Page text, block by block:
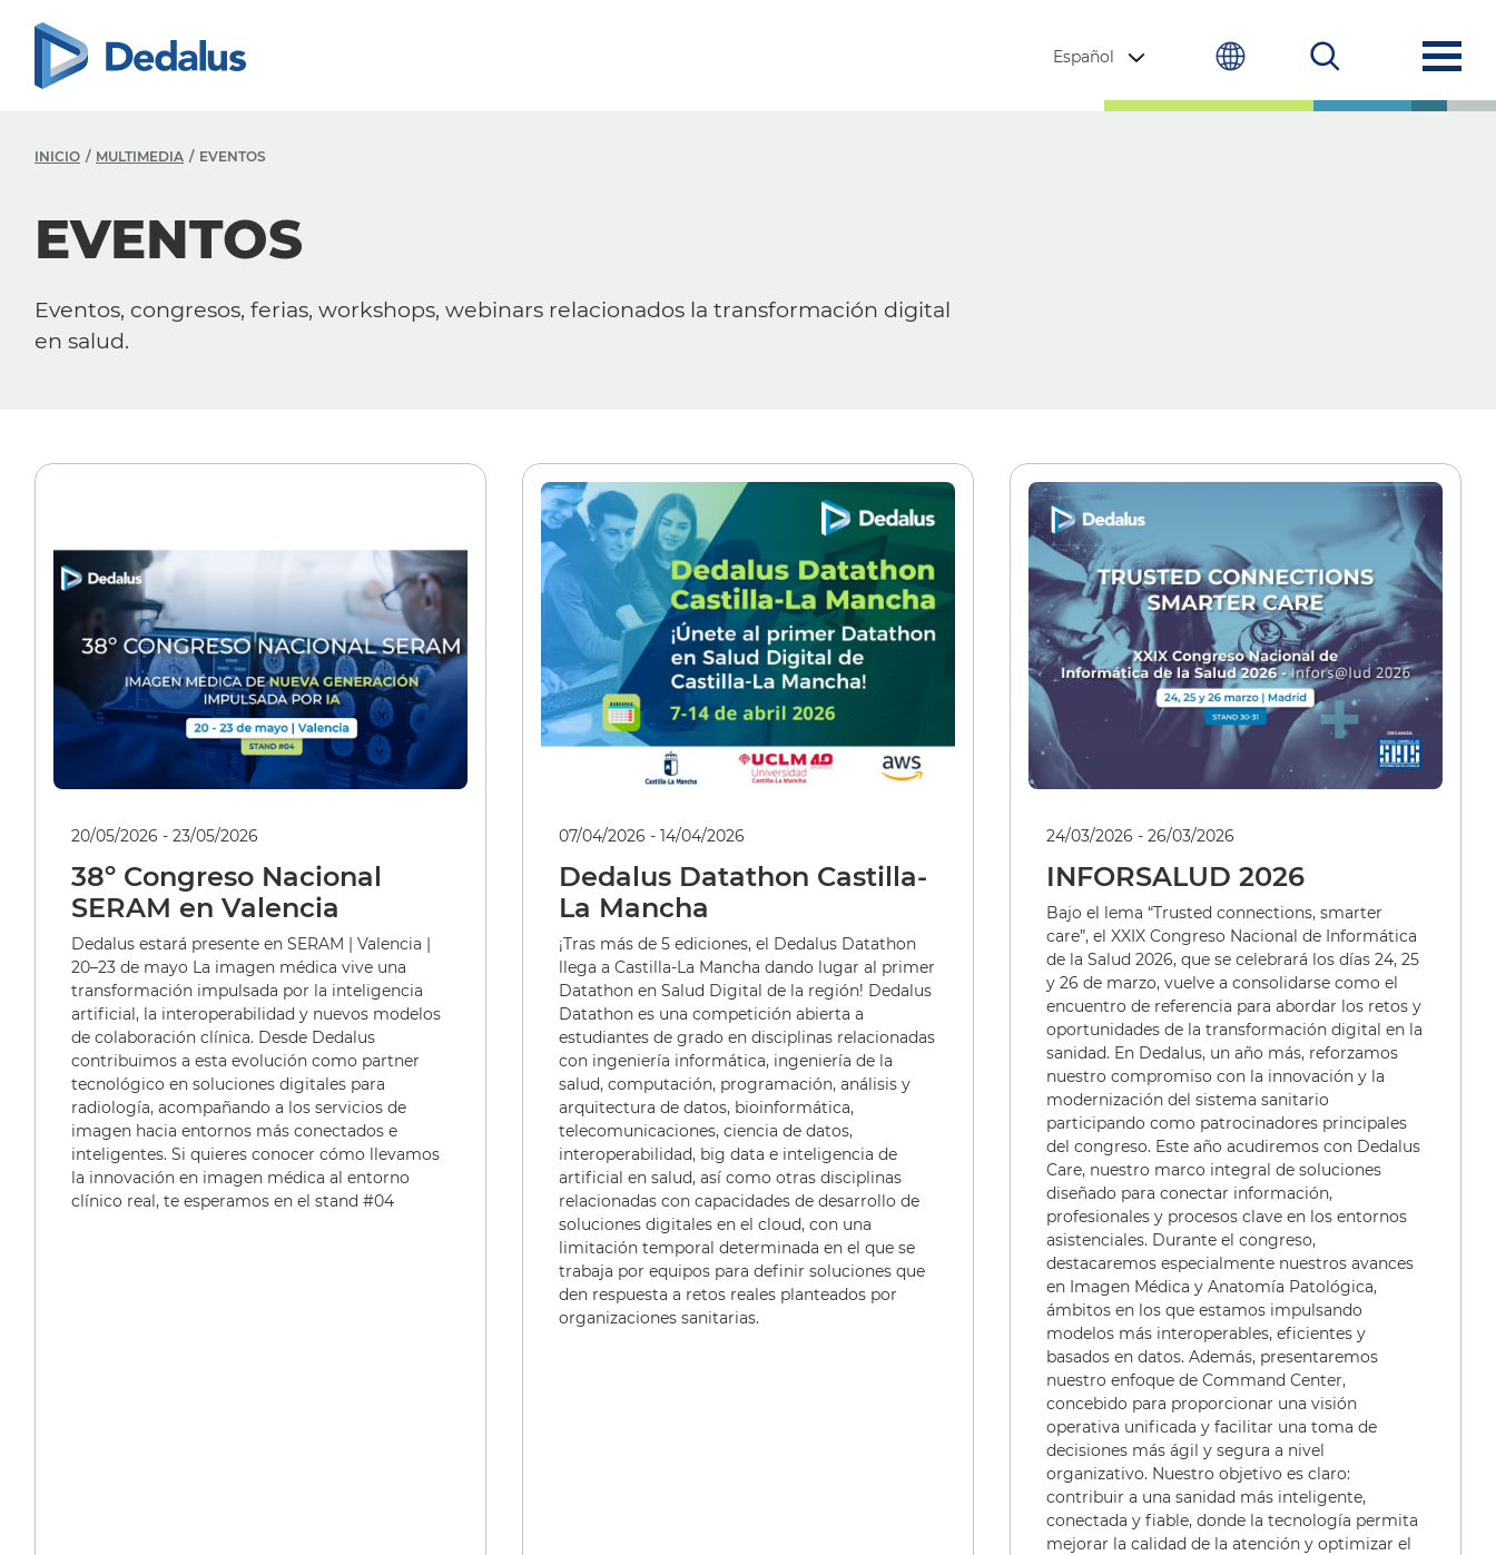
Español
Multimedia
Noticias
Eventos
Notas de prensa
INICIO MULTIMEDIA EVENTOS
EVENTOS
Eventos, congresos, ferias, workshops, webinars relacionados la transformación digital
en salud.
20/05/2026 - 23/05/2026
38º Congreso Nacional
SERAM en Valencia
Dedalus estará presente en SERAM | Valencia |
20–23 de mayo La imagen médica vive una
transformación impulsada por la inteligencia
artificial, la interoperabilidad y nuevos modelos
de colaboración clínica. Desde Dedalus
contribuimos a esta evolución como partner
tecnológico en soluciones digitales para
radiología, acompañando a los servicios de
imagen hacia entornos más conectados e
inteligentes. Si quieres conocer cómo llevamos
la innovación en imagen médica al entorno
clínico real, te esperamos en el stand #04
07/04/2026 - 14/04/2026
Dedalus Datathon Castilla-
La Mancha
¡Tras más de 5 ediciones, el Dedalus Datathon
llega a Castilla-La Mancha dando lugar al primer
Datathon en Salud Digital de la región! Dedalus
Datathon es una competición abierta a
estudiantes de grado en disciplinas relacionadas
con ingeniería informática, ingeniería de la
salud, computación, programación, análisis y
arquitectura de datos, bioinformática,
telecomunicaciones, ciencia de datos,
interoperabilidad, big data e inteligencia de
artificial en salud, así como otras disciplinas
relacionadas con capacidades de desarrollo de
soluciones digitales en el cloud, con una
limitación temporal determinada en el que se
trabaja por equipos para definir soluciones que
den respuesta a retos reales planteados por
organizaciones sanitarias.
24/03/2026 - 26/03/2026
INFORSALUD 2026
Bajo el lema “Trusted connections, smarter
care”, el XXIX Congreso Nacional de Informática
de la Salud 2026, que se celebrará los días 24, 25
y 26 de marzo, vuelve a consolidarse como el
encuentro de referencia para abordar los retos y
oportunidades de la transformación digital en la
sanidad. En Dedalus, un año más, reforzamos
nuestro compromiso con la innovación y la
modernización del sistema sanitario
participando como patrocinadores principales
del congreso. Este año acudiremos con Dedalus
Care, nuestro marco integral de soluciones
diseñado para conectar información,
profesionales y procesos clave en los entornos
asistenciales. Durante el congreso,
destacaremos especialmente nuestros avances
en Imagen Médica y Anatomía Patológica,
ámbitos en los que estamos impulsando
modelos más interoperables, eficientes y
basados en datos. Además, presentaremos
nuestro enfoque de Command Center,
concebido para proporcionar una visión
operativa unificada y facilitar una toma de
decisiones más ágil y segura a nivel
organizativo. Nuestro objetivo es claro:
contribuir a una sanidad más inteligente,
conectada y fiable, donde la tecnología permita
mejorar la calidad de la atención y optimizar el